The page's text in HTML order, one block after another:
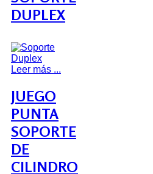
DUPLEX
Leer más ...
JUEGO
PUNTA
SOPORTE
DE
CILINDRO